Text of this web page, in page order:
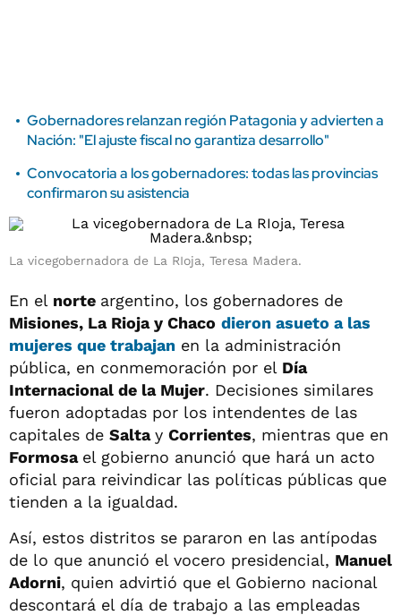
Gobernadores relanzan región Patagonia y advierten a
Nación: "El ajuste fiscal no garantiza desarrollo"
Convocatoria a los gobernadores: todas las provincias
confirmaron su asistencia
La vicegobernadora de La RIoja, Teresa Madera.
En el norte argentino, los gobernadores de
Misiones, La Rioja y Chaco dieron asueto a las
mujeres que trabajan en la administración
pública, en conmemoración por el Día
Internacional de la Mujer. Decisiones similares
fueron adoptadas por los intendentes de las
capitales de Saltay Corrientes, mientras que en
Formosa el gobierno anunció que hará un acto
oficial para reivindicar las políticas públicas que
tienden a la igualdad.
Así, estos distritos se pararon en las antípodas
de lo que anunció el vocero presidencial, Manuel
Adorni, quien advirtió que el Gobierno nacional
descontará el día de trabajo a las empleadas